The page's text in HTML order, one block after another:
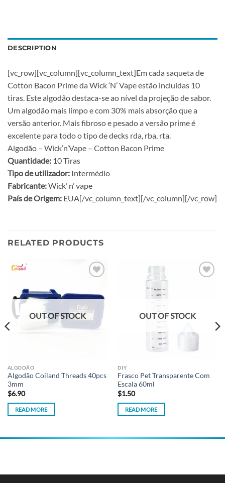
DESCRIPTION
[vc_row][vc_column][vc_column_text]Em cada saqueta de
Cotton Bacon Prime da Wick ‘N’ Vape estão incluídas 10
tiras. Este algodão destaca-se ao nível da projeção de sabor.
Um algodão mais limpo e com 30% mais absorção que a
versão anterior. Mais fibroso e pesado a versão prime é
excelente para todo o tipo de decks rda, rba, rta.
Algodão – Wick’n’Vape – Cotton Bacon Prime
Quantidade: 10 Tiras
Tipo de utilizador: Intermédio
Fabricante:Wick’ n’ vape
País de Origem: EUA[/vc_column_text][/vc_column][/vc_row]
RELATED PRODUCTS
OUT OF STOCK
ALGODÃO
Algodão Coiland Threads 40pcs
3mm
$6.90
READ MORE
OUT OF STOCK
DIY
Frasco Pet Transparente Com
Escala 60ml
$1.50
READ MORE